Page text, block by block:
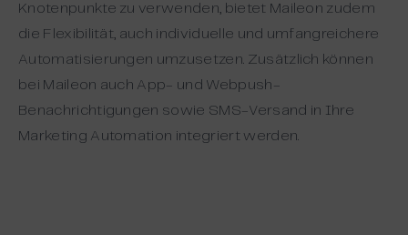
Knotenpunkte zu verwenden, bietet Maileon zudem
die Flexibilität, auch individuelle und umfangreichere
Automatisierungen umzusetzen. Zusätzlich können
bei Maileon auch App- und Webpush-
Benachrichtigungen sowie SMS-Versand in Ihre
Marketing Automation integriert werden.